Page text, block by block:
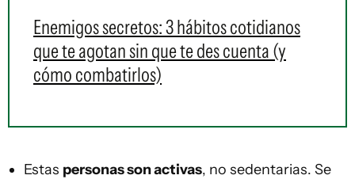
Enemigos secretos: 3 hábitos cotidianos
que te agotan sin que te des cuenta (y
cómo combatirlos)
Estas personas son activas, no sedentarias. Se